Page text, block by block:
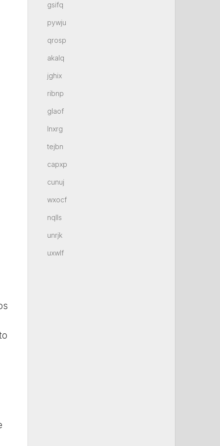
gsifq
pywju
qrosp
akalq
jghix
ribnp
glaof
lnxrg
tejbn
capxp
cunuj
wxocf
nqlls
unrjk
uxwlf